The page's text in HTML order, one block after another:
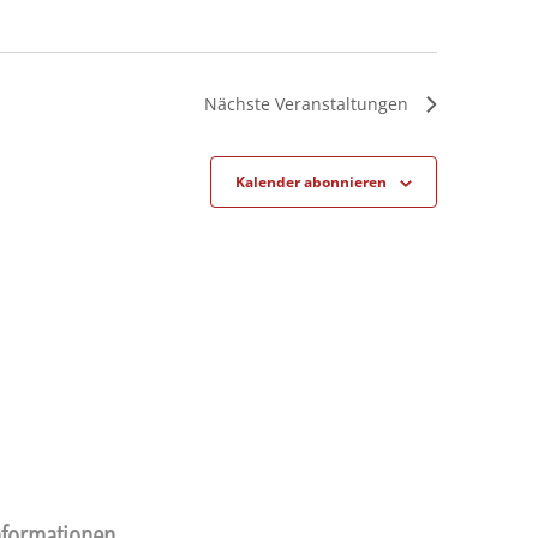
Nächste Veranstaltungen
Kalender abonnieren